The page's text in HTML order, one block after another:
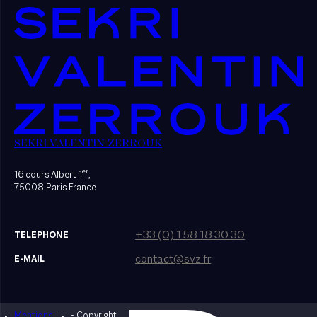
SEKRI VALENTIN ZERROUK
16 cours Albert 1er,
75008 Paris France
TELEPHONE +33 (0) 1 58 18 30 30
E-MAIL contact@svz.fr